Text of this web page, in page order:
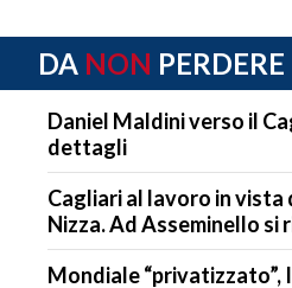
DA NON PERDERE
Daniel Maldini verso il
dettagli
Cagliari al lavoro in
Nizza. Ad Asseminello si
Mondiale “privatizzato”,